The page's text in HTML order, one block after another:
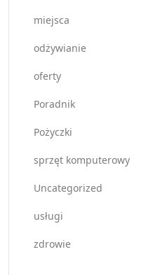
miejsca
odżywianie
oferty
Poradnik
Pożyczki
sprzęt komputerowy
Uncategorized
usługi
zdrowie